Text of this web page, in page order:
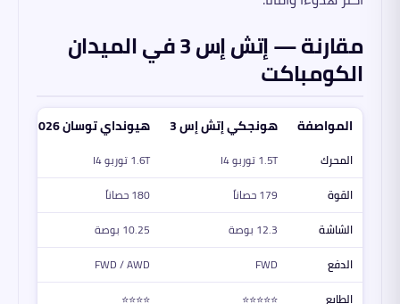
مقارنة — إتش إس 3 في الميدان
الكومباكت
المواصفة هونجكي إتش إس 3 هيونداي توسان 2026
المحرك 1.5T توربو I4 1.6T توربو I4
القوة
179 حصاناً 180 حصاناً
الشاشة
12.3 بوصة 10.25 بوصة
الدفع
FWD
FWD / AWD
الطابع
⭐⭐⭐⭐⭐
⭐⭐⭐⭐